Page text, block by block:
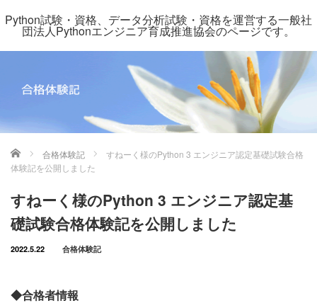
Python試験・資格、データ分析試験・資格を運営する一般社
団法人Pythonエンジニア育成推進協会のページです。
ホーム 合格体験記
すねーく様のPython 3 エンジニア認定基礎試験合格
体験記を公開しました
すねーく様のPython 3 エンジニア認定基
礎試験合格体験記を公開しました
2022.5.22 合格体験記
◆合格者情報